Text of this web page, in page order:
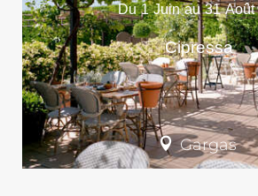
Du 1 Juin au 31 Août
Cipressa
Gargas